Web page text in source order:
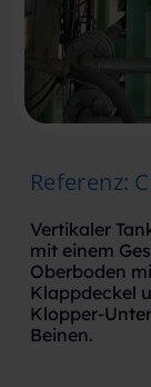
Referenz:
Vertikaler
mit einem
Oberboden
Klappdeckel
Klopper-
Beinen.